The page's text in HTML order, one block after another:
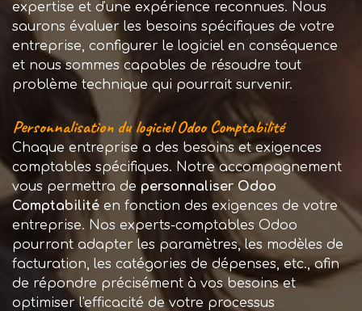
expertise et d'une expérience reconnues. Nous
saurons évaluer les besoins spécifiques de votre
entreprise, configurer le logiciel en conséquence
et nous sommes capables de résoudre tout
problème technique qui pourrait survenir.
Personnalisation du logiciel Odoo Comptabilité
Chaque entreprise a des besoins et exigences
comptables spécifiques. Notre accompagnement
vous permettra de personnaliser Odoo
Comptabilité en fonction des exigences de votre
entreprise. Nos experts-comptables Odoo
pourront adapter les paramètres, les modèles de
facturation, les catégories de dépenses, etc., afin
de répondre précisément à vos besoins et
optimiser l'efficacité de votre processus